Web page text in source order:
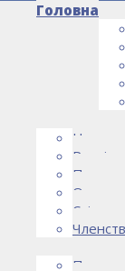
Головна
Органи
Спільна
НОВИНИ